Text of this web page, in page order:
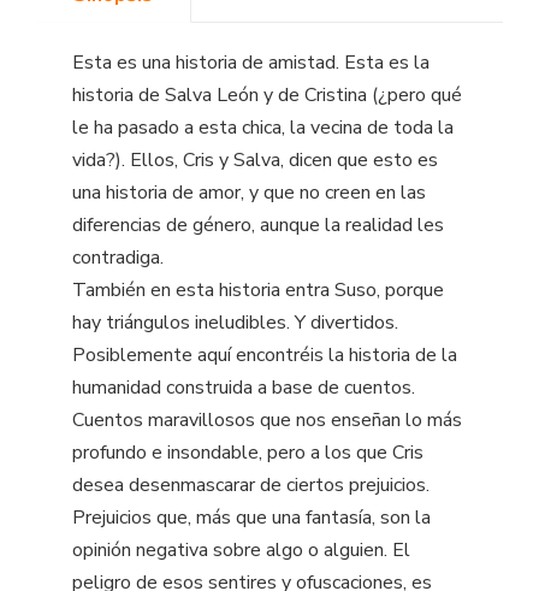
Esta es una historia de amistad. Esta es la
historia de Salva León y de Cristina (¿pero qué
le ha pasado a esta chica, la vecina de toda la
vida?). Ellos, Cris y Salva, dicen que esto es
una historia de amor, y que no creen en las
diferencias de género, aunque la realidad les
contradiga.
También en esta historia entra Suso, porque
hay triángulos ineludibles. Y divertidos.
Posiblemente aquí encontréis la historia de la
humanidad construida a base de cuentos.
Cuentos maravillosos que nos enseñan lo más
profundo e insondable, pero a los que Cris
desea desenmascarar de ciertos prejuicios.
Prejuicios que, más que una fantasía, son la
opinión negativa sobre algo o alguien. El
peligro de esos sentires y ofuscaciones, es